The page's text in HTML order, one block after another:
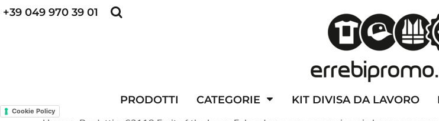
+39 049 970 39 01
PRODOTTI CATEGORIE KIT DIVISA DA LAVORO
Cookie Policy
PRODOTTI
MAGLIETTE PERSONALIZZATE
POLO PERSONALIZZATE
DIVISE RISTORAZIONE
POLO PERSONALIZZATE CAPPELLINI PERSONALIZZATI